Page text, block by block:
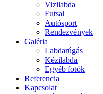
Vizilabda
Futsal
Autósport
Rendezvények
Galéria
Labdarúgás
Kézilabda
Egyéb fotók
Referencia
Kapcsolat